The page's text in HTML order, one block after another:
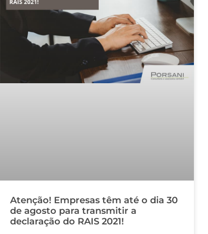
Atenção! Empresas têm até o dia 30
de agosto para transmitir a
declaração do RAIS 2021!